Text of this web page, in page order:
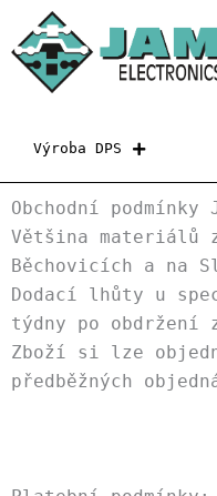
Přeskočit
na
obsah
Výroba DPS
Obchodní
Většina materiálů
Běchovicích a na
Dodací lhůty u
týdny po obdržení
Zboží si lze
předběžných